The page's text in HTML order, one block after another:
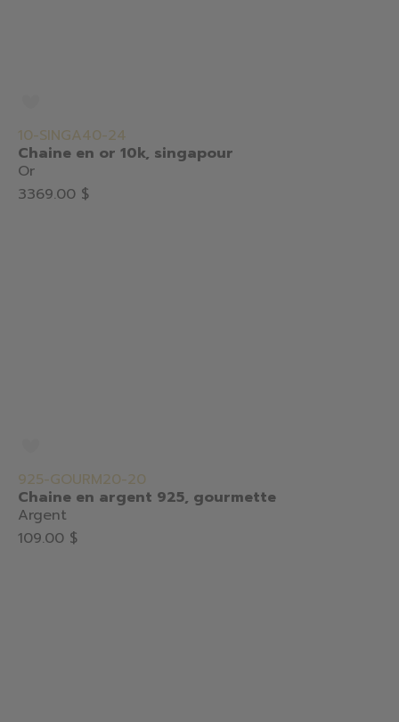
10-SINGA40-24
Chaine en or 10k, singapour
Or
3369.00 $
925-GOURM20-20
Chaine en argent 925, gourmette
Argent
109.00 $